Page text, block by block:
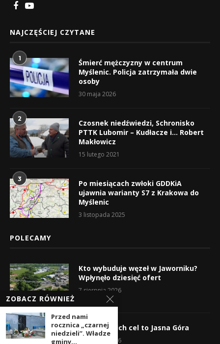
NAJCZĘŚCIEJ CZYTANE
1
Śmierć mężczyzny w centrum
Myślenic. Policja zatrzymała dwie
osoby
30 maja 2026
2
Czosnek niedźwiedzi, Schronisko
PTTK Lubomir – Kudłacze i… Robert
Makłowicz
15 lutego 2021
3
Po miesiącach zwłoki GDDKiA
ujawnia warianty S7 z Krakowa do
Myślenic
3 listopada 2025
POLECAMY
Kto wybuduje węzeł w Jaworniku?
Wpłynęło dziesięć ofert
7 sierpnia 2026
Wyruszyli! Ich cel to Jasna Góra
5 sierpnia 2026
ZOBACZ RÓWNIEŻ
Przed nami
rocznica „czarnej
niedzieli”. Władze
gminy...